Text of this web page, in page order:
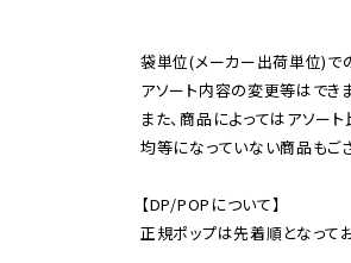
袋単位(メーカー出荷単位)で
アソート内容の変更等はでき
また、商品によってはアソー
均等になっていない商品もござ
【DP/POPについて】
正規ポップは先着順となってお